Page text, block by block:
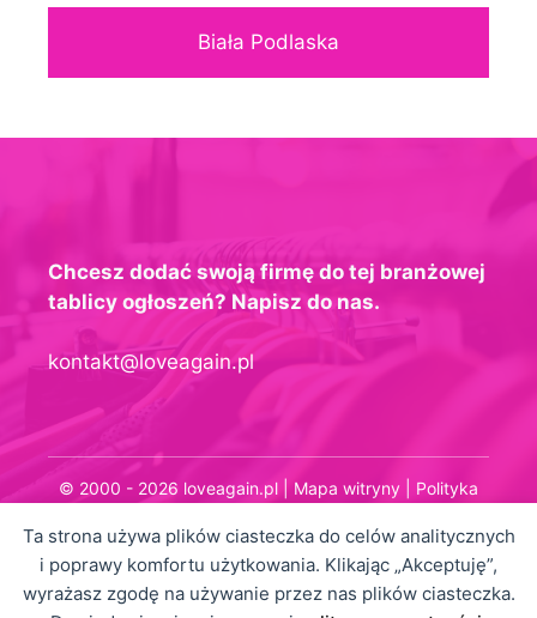
Ta strona używa plików ciasteczka do celów analitycznych
i poprawy komfortu użytkowania. Klikając „Akceptuję”,
wyrażasz zgodę na używanie przez nas plików ciasteczka.
Biała Podlaska
Chcesz dodać swoją firmę do tej branżowej
tablicy ogłoszeń? Napisz do nas.
kontakt@loveagain.pl
© 2000 - 2026 loveagain.pl | Mapa witryny
Polityka